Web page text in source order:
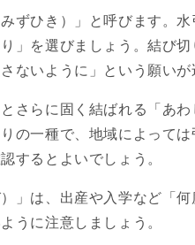
ずひき）」と呼びます。
」を選びましょう。結び
ないように」という願いが
さらに固く結ばれる「あ
の一種で、地域によって
するとよいでしょう。
」は、出産や入学など「
うに注意しましょう。